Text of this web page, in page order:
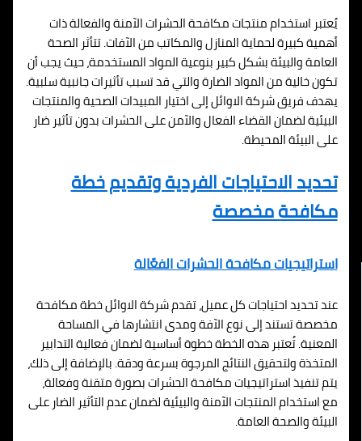
يُعتبر استخدام منتجات مكافحة الحشرات الآمنة والفعالة ذات
أهمية كبيرة لحماية المنازل والمكاتب من الآفات. تتأثر الصحة
العامة والبيئة بشكل كبير بنوعية المواد المستخدمة، حيث يجب أن
تكون خالية من المواد الضارة والتي قد تسبب تأثيرات جانبية سلبية.
يهدف فريق شركة الاوائل إلى اختيار المبيدات الصحية والمنتجات
البيئية لضمان القضاء الفعال والآمن على الحشرات بدون تأثير ضار
على البيئة المحيطة.
تحديد الاحتياجات الفردية وتقديم خطة
مكافحة مخصصة
استراتيجيات مكافحة الحشرات الفعّالة
عند تحديد احتياجات كل عميل، تقدم شركة الاوائل خطة مكافحة
مخصصة تستند إلى نوع الآفة ومدى انتشارها في المساحة
المعنية. تُعتبر هذه الخطة خطوة أساسية لضمان فعالية التدابير
المتخذة ولتحقيق النتائج المرجوة بسرعة ودقة. بالإضافة إلى ذلك،
يتم تنفيذ استراتيجيات مكافحة الحشرات بصورة متقنة وفعالة،
مع استخدام المنتجات الآمنة والبيئية لضمان عدم التأثير الضار على
البيئة والصحة العامة.